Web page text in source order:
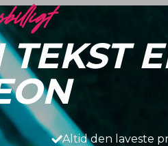
Altid den laveste